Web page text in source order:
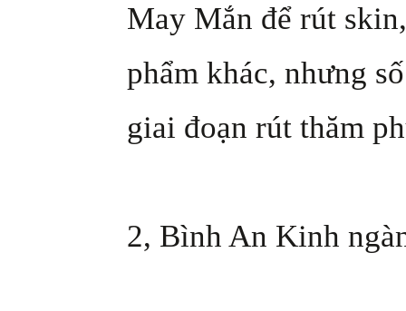
May Mắn để rút
phẩm khác, nhưng
giai đoạn rút thăm
2, Bình An Kinh